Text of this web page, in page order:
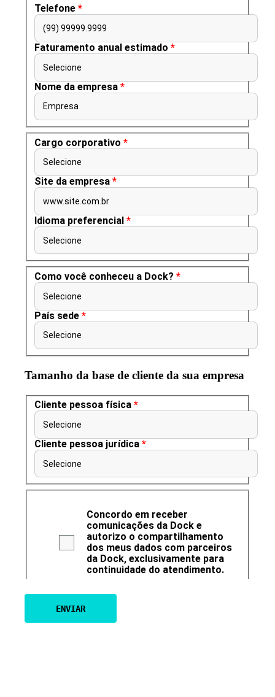
Telefone *
(99) 99999.9999
Faturamento anual estimado *
Selecione
Nome da empresa *
Empresa
Cargo corporativo *
Selecione
Site da empresa *
www.site.com.br
Idioma preferencial *
Selecione
Como você conheceu a Dock? *
Selecione
País sede *
Selecione
Tamanho da base de cliente da sua empresa
Cliente pessoa física *
Selecione
Cliente pessoa jurídica *
Selecione
Concordo em receber
comunicações da Dock e
autorizo o compartilhamento
dos meus dados com parceiros
da Dock, exclusivamente para
continuidade do atendimento.